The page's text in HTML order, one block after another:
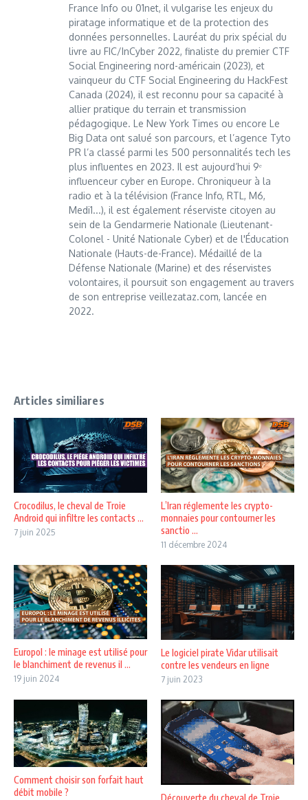
France Info ou 01net, il vulgarise les enjeux du
piratage informatique et de la protection des
données personnelles. Lauréat du prix spécial du
livre au FIC/InCyber 2022, finaliste du premier CTF
Social Engineering nord-américain (2023), et
vainqueur du CTF Social Engineering du HackFest
Canada (2024), il est reconnu pour sa capacité à
allier pratique du terrain et transmission
pédagogique. Le New York Times ou encore Le
Big Data ont salué son parcours, et l’agence Tyto
PR l’a classé parmi les 500 personnalités tech les
plus influentes en 2023. Il est aujourd’hui 9ᵉ
influenceur cyber en Europe. Chroniqueur à la
radio et à la télévision (France Info, RTL, M6,
Medi1...), il est également réserviste citoyen au
sein de la Gendarmerie Nationale (Lieutenant-
Colonel - Unité Nationale Cyber) et de l'Éducation
Nationale (Hauts-de-France). Médaillé de la
Défense Nationale (Marine) et des réservistes
volontaires, il poursuit son engagement au travers
de son entreprise veillezataz.com, lancée en
2022.
Articles similiares
Crocodilus, le cheval de Troie
Android qui infiltre les contacts ...
7 juin 2025
L’Iran réglemente les crypto-
monnaies pour contourner les
sanctio ...
11 décembre 2024
Europol : le minage est utilisé pour
le blanchiment de revenus il ...
19 juin 2024
Le logiciel pirate Vidar utilisait
contre les vendeurs en ligne
7 juin 2023
Comment choisir son forfait haut
débit mobile ?
Découverte du cheval de Troie